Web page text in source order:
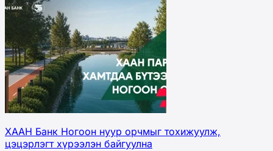
ХААН Банк Ногоон нуур орчмыг тохижуулж,
цэцэрлэгт хүрээлэн байгуулна